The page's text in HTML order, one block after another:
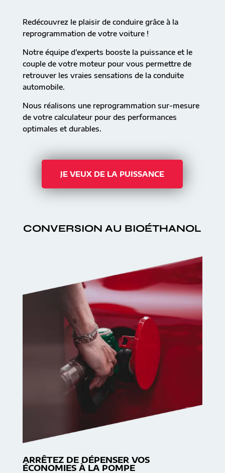
Redécouvrez le plaisir de conduire grâce à la
reprogrammation de votre voiture !
Notre équipe d’experts booste la puissance et le
couple de votre moteur pour vous permettre de
retrouver les vraies sensations de la conduite
automobile.
Nous réalisons une reprogrammation sur-mesure
de votre calculateur pour des performances
optimales et durables.
JE VEUX DE LA PUISSANCE
CONVERSION AU BIOÉTHANOL
ARRÊTEZ DE DÉPENSER VOS
ÉCONOMIES À LA POMPE